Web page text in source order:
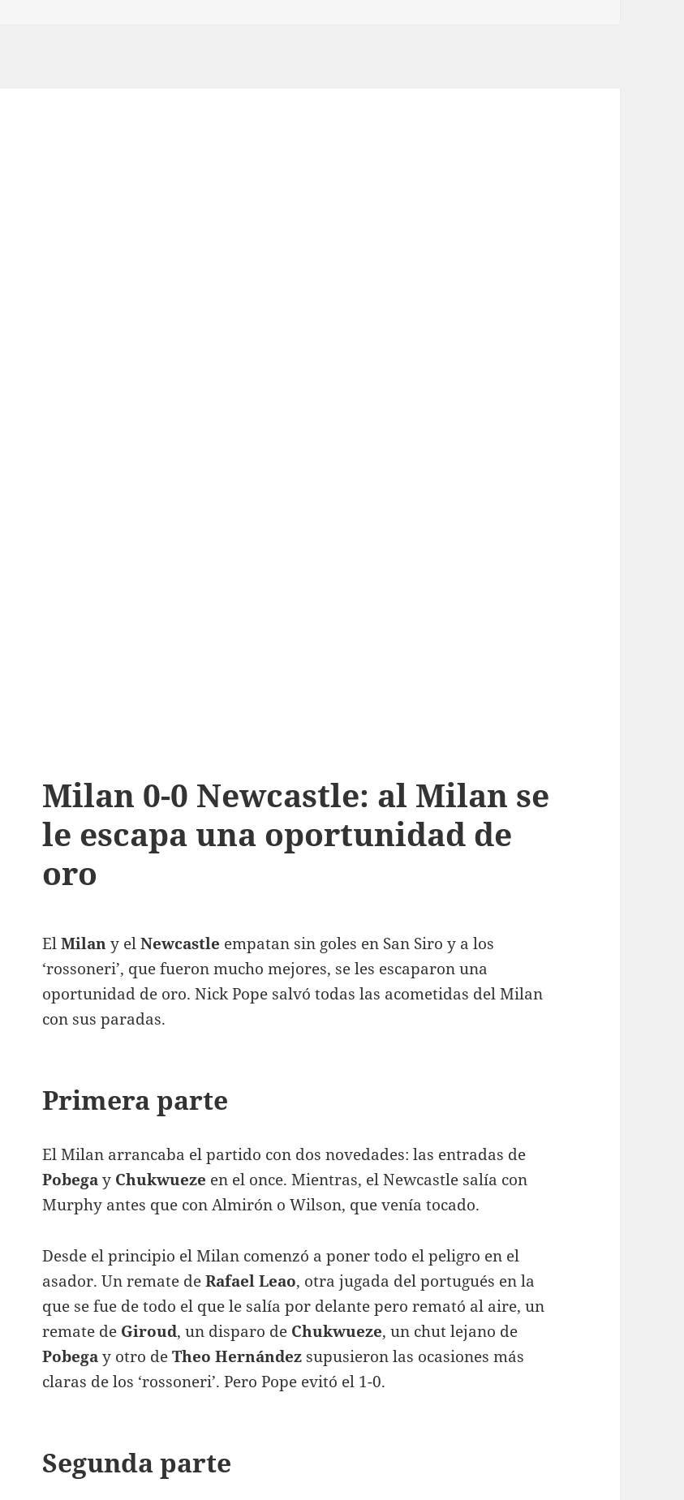
Milan 0-0 Newcastle: al Milan se
le escapa una oportunidad de
oro
ElMilany elNewcastle empatan sin goles en San Siro y a los
‘rossoneri’, que fueron mucho mejores, se les escaparon una
oportunidad de oro. Nick Pope salvó todas las acometidas del Milan
con sus paradas.
Primera parte
El Milan arrancaba el partido con dos novedades: las entradas de
Pobegay Chukwueze en el once. Mientras, el Newcastle salía con
Murphy antes que con Almirón o Wilson, que venía tocado.
Desde el principio el Milan comenzó a poner todo el peligro en el
asador. Un remate deRafael Leao, otra jugada del portugués en la
que se fue de todo el que le salía por delante pero remató al aire, un
remate de Giroud, un disparo de Chukwueze, un chut lejano de
Pobegay otro deTheo Hernández supusieron las ocasiones más
claras de los ‘rossoneri’. Pero Pope evitó el 1-0.
Segunda parte